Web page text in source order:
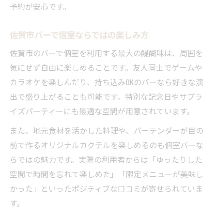
予約が安心です。
佐賀市バーで個室ならではの楽しみ方
佐賀市のバーで個室を利用する最大の醍醐味は、周囲を
気にせず自由に楽しめることです。友人同士でゲームや
カラオケを楽しんだり、持ち込みOKのバーなら好きな演
出で盛り上がることも可能です。特別な記念日やサプラ
イズパーティーにも最適な空間が用意されています。
また、地元食材を活かした料理や、バーテンダーが目の
前で作るオリジナルカクテルを楽しめるのも個室バーな
らではの魅力です。実際の利用者からは「ゆったりした
空間で時間を忘れて楽しめた」「限定メニューが美味し
かった」といったポジティブな口コミが寄せられていま
す。